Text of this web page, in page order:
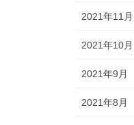
2021年11月
2021年10月
2021年9月
2021年8月